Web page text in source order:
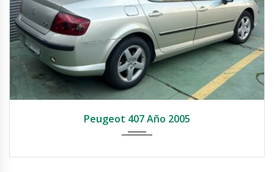
Peugeot 407 Año 2005